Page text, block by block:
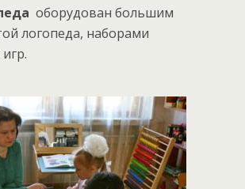
оборудован большим
логопеда, наборами